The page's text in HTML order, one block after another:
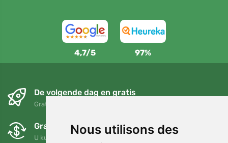
Nous utilisons des
4,7/5 97%
De volgende dag en gratis
Gratis verzending voor bestellingen boven 95 EUR
Gratis ruilen en retourneren
U kunt uw bestelling op elk gewenst moment binnen 90